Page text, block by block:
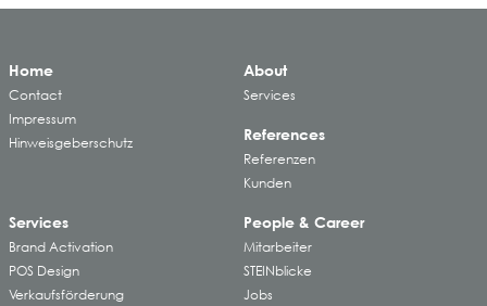
Home
Contact
Impressum
Hinweisgeberschutz
About
Services
References
Referenzen
Kunden
Services
Brand Activation
POS Design
Verkaufsförderung
People & Career
Mitarbeiter
STEINblicke
Jobs